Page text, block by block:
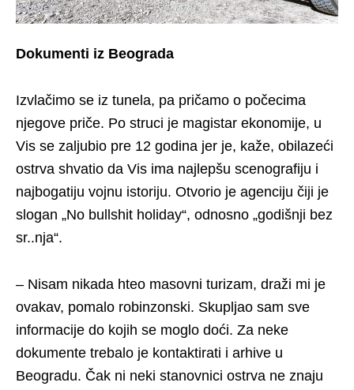
Dokumenti iz Beograda
Izvlačimo se iz tunela, pa pričamo o počecima
njegove priče. Po struci je magistar ekonomije, u
Vis se zaljubio pre 12 godina jer je, kaže, obilazeći
ostrva shvatio da Vis ima najlepšu scenografiju i
najbogatiju vojnu istoriju. Otvorio je agenciju čiji je
slogan „No bullshit holiday“, odnosno „godišnji bez
sr..nja“.
– Nisam nikada hteo masovni turizam, draži mi je
ovakav, pomalo robinzonski. Skupljao sam sve
informacije do kojih se moglo doći. Za neke
dokumente trebalo je kontaktirati i arhive u
Beogradu. Čak ni neki stanovnici ostrva ne znaju